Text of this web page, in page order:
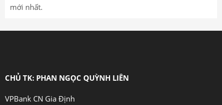
mới nhất.
CHỦ TK: PHAN NGỌC QUỲNH LIÊN
VPBank CN Gia Định